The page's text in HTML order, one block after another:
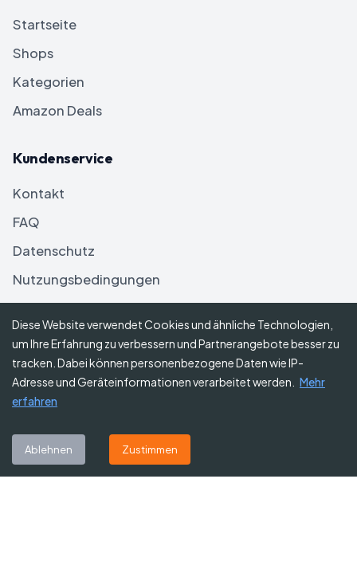
Startseite
Shops
Kategorien
Amazon Deals
Kundenservice
Kontakt
FAQ
Datenschutz
Nutzungsbedingungen
Haftungsausschluss
Folgen Sie uns
Diese Website verwendet Cookies und ähnliche Technologien,
um Ihre Erfahrung zu verbessern und Partnerangebote besser zu
tracken. Dabei können personenbezogene Daten wie IP-
Adresse und Geräteinformationen verarbeitet werden.
Mehr
erfahren
Ablehnen Zustimmen